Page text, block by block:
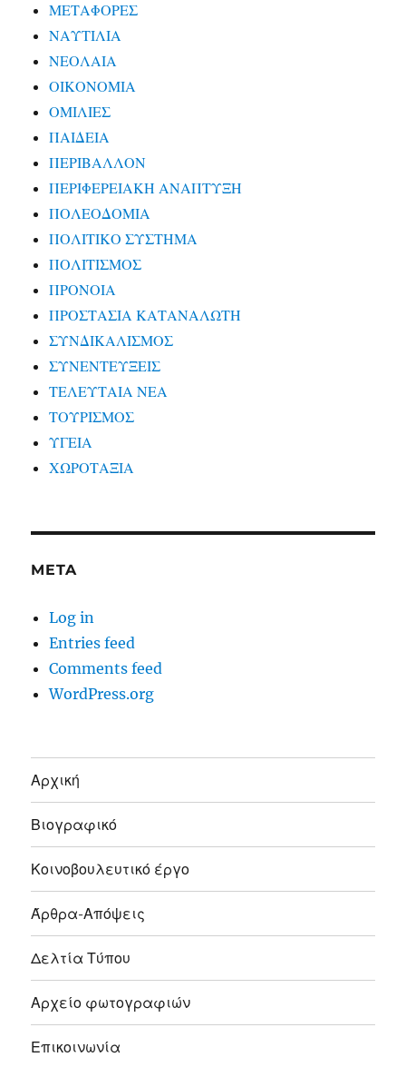
ΜΕΤΑΦΟΡΕΣ
ΝΑΥΤΙΛΙΑ
ΝΕΟΛΑΙΑ
ΟΙΚΟΝΟΜΙΑ
ΟΜΙΛΙΕΣ
ΠΑΙΔΕΙΑ
ΠΕΡΙΒΑΛΛΟΝ
ΠΕΡΙΦΕΡΕΙΑΚΗ ΑΝΑΠΤΥΞΗ
ΠΟΛΕΟΔΟΜΙΑ
ΠΟΛΙΤΙΚΟ ΣΥΣΤΗΜΑ
ΠΟΛΙΤΙΣΜΟΣ
ΠΡΟΝΟΙΑ
ΠΡΟΣΤΑΣΙΑ ΚΑΤΑΝΑΛΩΤΗ
ΣΥΝΔΙΚΑΛΙΣΜΟΣ
ΣΥΝΕΝΤΕΥΞΕΙΣ
ΤΕΛΕΥΤΑΙΑ ΝΕΑ
ΤΟΥΡΙΣΜΟΣ
ΥΓΕΙΑ
ΧΩΡΟΤΑΞΙΑ
META
Log in
Entries feed
Comments feed
WordPress.org
Αρχική
Βιογραφικό
Κοινοβουλευτικό έργο
Άρθρα-Απόψεις
Δελτία Τύπου
Αρχείο φωτογραφιών
Επικοινωνία